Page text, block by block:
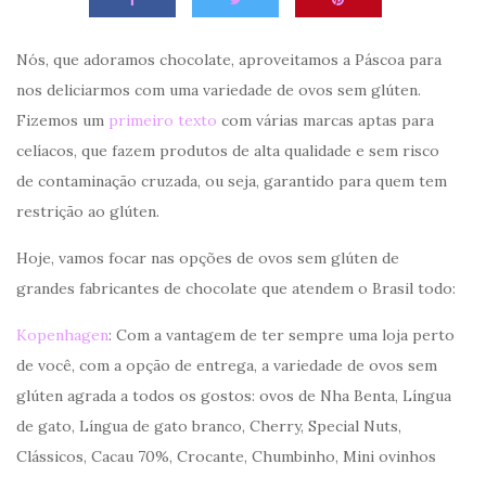
Nós, que adoramos chocolate, aproveitamos a Páscoa para
nos deliciarmos com uma variedade de ovos sem glúten.
Fizemos um primeiro texto com várias marcas aptas para
celíacos, que fazem produtos de alta qualidade e sem risco
de contaminação cruzada, ou seja, garantido para quem tem
restrição ao glúten.
Hoje, vamos focar nas opções de ovos sem glúten de
grandes fabricantes de chocolate que atendem o Brasil todo:
Kopenhagen: Com a vantagem de ter sempre uma loja perto
de você, com a opção de entrega, a variedade de ovos sem
glúten agrada a todos os gostos: ovos de Nha Benta, Língua
de gato, Língua de gato branco, Cherry, Special Nuts,
Clássicos, Cacau 70%, Crocante, Chumbinho, Mini ovinhos